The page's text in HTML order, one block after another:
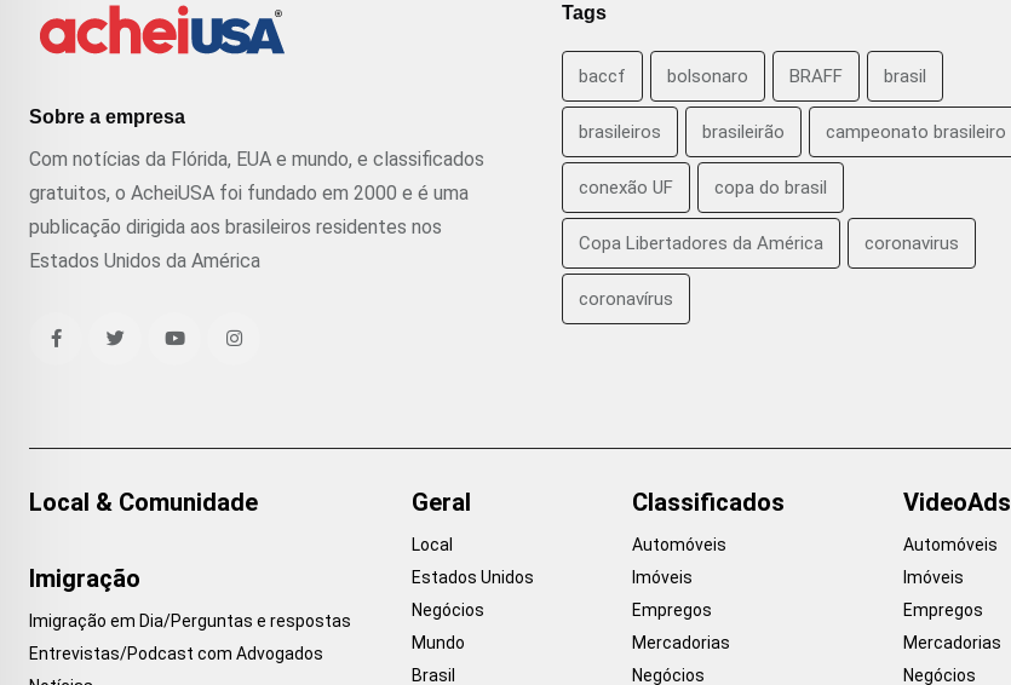
Sobre a empresa
Com notícias da Flórida, EUA e mundo, e classificados
gratuitos, o AcheiUSA foi fundado em 2000 e é uma
publicação dirigida aos brasileiros residentes nos
Estados Unidos da América
Tags
baccf bolsonaro BRAFF brasil
brasileiros brasileirão campeonato brasileiro
conexão UF copa do brasil
Copa Libertadores da América coronavirus
coronavírus
Local & Comunidade
Imigração
Imigração em Dia/Perguntas e respostas
Entrevistas/Podcast com Advogados
Geral
Local
Estados Unidos
Negócios
Mundo
Brasil
Classificados
Automóveis
Imóveis
Empregos
Mercadorias
Negócios
VideoAds
Automóveis
Imóveis
Empregos
Mercadorias
Negócios